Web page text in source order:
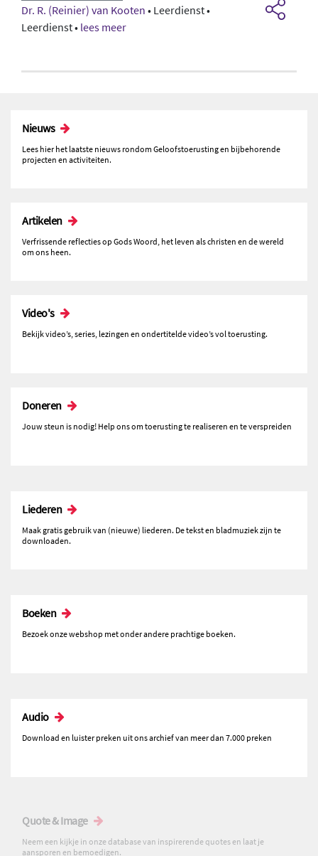
Dr. R. (Reinier) van Kooten • Leerdienst •
Leerdienst • lees meer
Nieuws
Lees hier het laatste nieuws rondom Geloofstoerusting en bijbehorende
projecten en activiteiten.
Artikelen
Verfrissende reflecties op Gods Woord, het leven als christen en de wereld
om ons heen.
Video's
Bekijk video’s, series, lezingen en ondertitelde video’s vol toerusting.
Doneren
Jouw steun is nodig! Help ons om toerusting te realiseren en te verspreiden
Liederen
Maak gratis gebruik van (nieuwe) liederen. De tekst en bladmuziek zijn te
downloaden.
Boeken
Bezoek onze webshop met onder andere prachtige boeken.
Audio
Download en luister preken uit ons archief van meer dan 7.000 preken
Quote & Image
Neem een kijkje in onze database van inspirerende quotes en laat je
aansporen en bemoedigen.